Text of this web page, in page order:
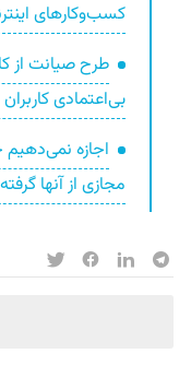
کسب‌وکارهای
طرح صیانت از
بی‌اعتمادی
اجازه
مجازی از آنها